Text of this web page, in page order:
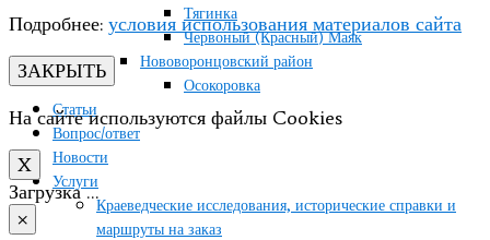
Тягинка
Червоный (Красный) Маяк
Нововоронцовский район
Осокоровка
Статьи
Вопрос/ответ
Новости
Услуги
Краеведческие исследования, исторические справки и
маршруты на заказ
Подробнее: условия использования материалов сайта
ЗАКРЫТЬ
На сайте используются файлы Cookies
X
Загрузка …
×